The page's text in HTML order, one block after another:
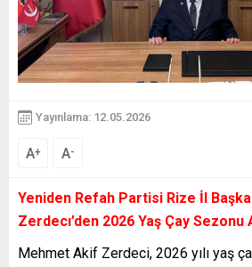
Yayınlama: 12.05.2026
A+ A-
Yeniden Refah Partisi Rize İl
Zerdecı’den 2026 Yaş Çay Sezonu
Mehmet Akif Zerdeci, 2026 yılı yaş